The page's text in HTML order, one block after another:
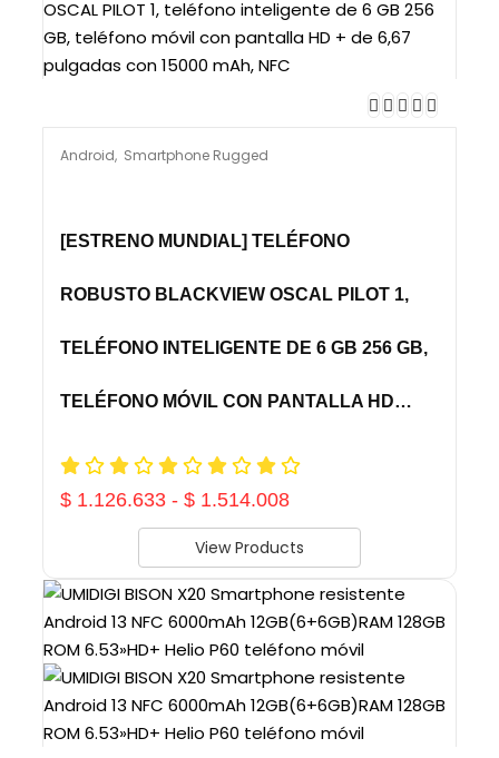
Android, Smartphone Rugged
[ESTRENO MUNDIAL] TELÉFONO
ROBUSTO BLACKVIEW OSCAL PILOT 1,
TELÉFONO INTELIGENTE DE 6 GB 256 GB,
TELÉFONO MÓVIL CON PANTALLA HD…
$ 1.126.633 - $ 1.514.008
View Products